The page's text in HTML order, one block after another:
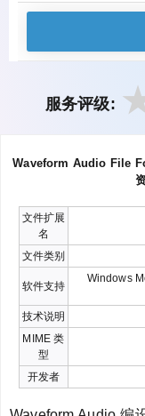
服务评级:
Waveform Audio File
文件扩展
名
文件类别
软件支持
Windows
技术说明
MIME 类
型
开发者